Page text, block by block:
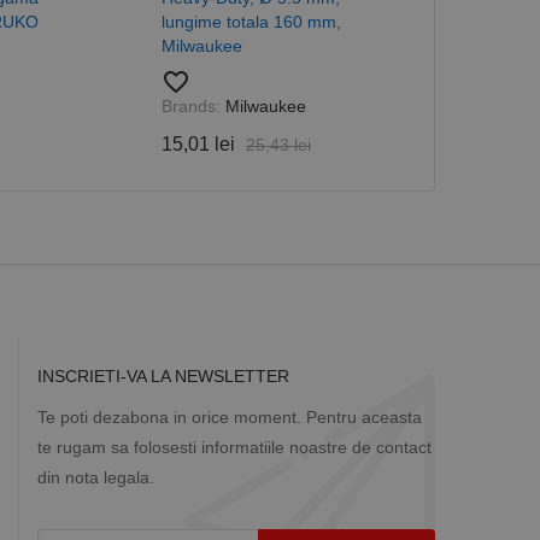
lungime totala 160 mm,
Milwaukee
favorite_border
Brands: Milwaukee
15,01 lei 25,43 lei
INSCRIETI-VA LA NEWSLETTER
Te poti dezabona in orice moment. Pentru aceasta
te rugam sa folosesti informatiile noastre de contact
din nota legala.
ului, dar un bun
utilizator între